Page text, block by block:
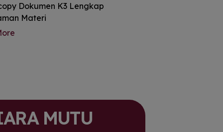
Dokumen K3 Lengkap
Materi
& Softcopy Dokumen K3 Lengkap
MUTU